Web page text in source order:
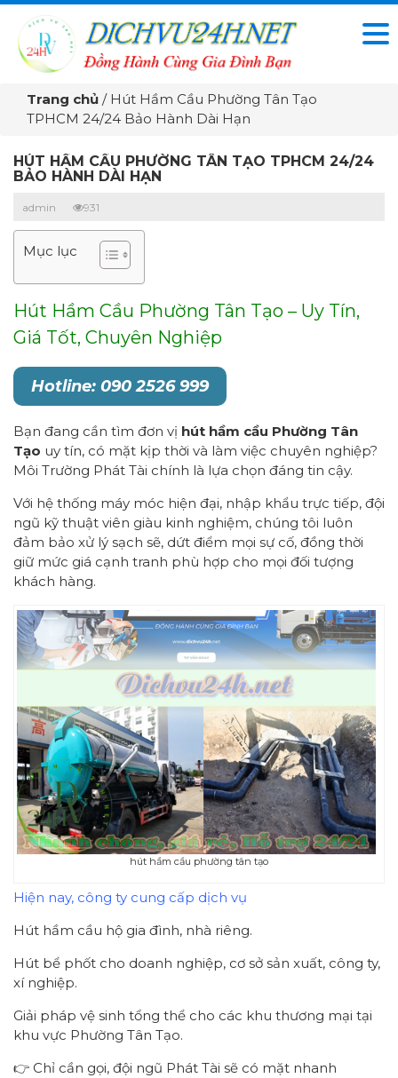
Trang chủ / Hút Hầm Cầu Phường Tân Tạo
TPHCM 24/24 Bảo Hành Dài Hạn
HÚT HẦM CẦU PHƯỜNG TÂN TẠO TPHCM 24/24
BẢO HÀNH DÀI HẠN
admin 931
Mục lục
Hút Hầm Cầu Phường Tân Tạo – Uy Tín,
Giá Tốt, Chuyên Nghiệp
Hotline: 090 2526 999
Bạn đang cần tìm đơn vị hút hầm cầu Phường Tân
Tạo uy tín, có mặt kịp thời và làm việc chuyên nghiệp?
Môi Trường Phát Tài chính là lựa chọn đáng tin cậy.
Với hệ thống máy móc hiện đại, nhập khẩu trực tiếp, đội
ngũ kỹ thuật viên giàu kinh nghiệm, chúng tôi luôn
đảm bảo xử lý sạch sẽ, dứt điểm mọi sự cố, đồng thời
giữ mức giá cạnh tranh phù hợp cho mọi đối tượng
khách hàng.
hút hầm cầu phường tân tạo
Hiện nay, công ty cung cấp dịch vụ
Hút hầm cầu hộ gia đình, nhà riêng.
Hút bể phốt cho doanh nghiệp, cơ sở sản xuất, công ty,
xí nghiệp.
Giải pháp vệ sinh tổng thể cho các khu thương mại tại
khu vực Phường Tân Tạo.
👉 Chỉ cần gọi, đội ngũ Phát Tài sẽ có mặt nhanh